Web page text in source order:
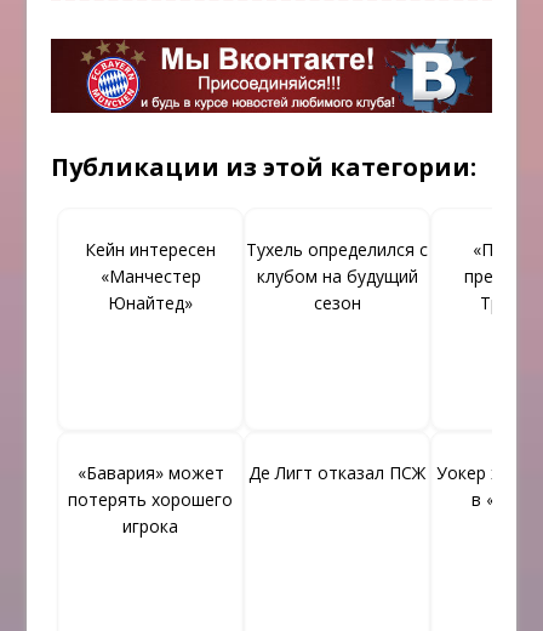
Публикации из этой категории:
Кейн интересен
«Манчестер
Юнайтед»
Тухель определился с
клубом на будущий
сезон
«ПСЖ»
«Бавария» может
потерять хорошего
игрока
Де Лигт отказал ПСЖ Уокер
в